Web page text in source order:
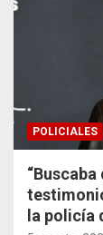
POLICIALES
la policía